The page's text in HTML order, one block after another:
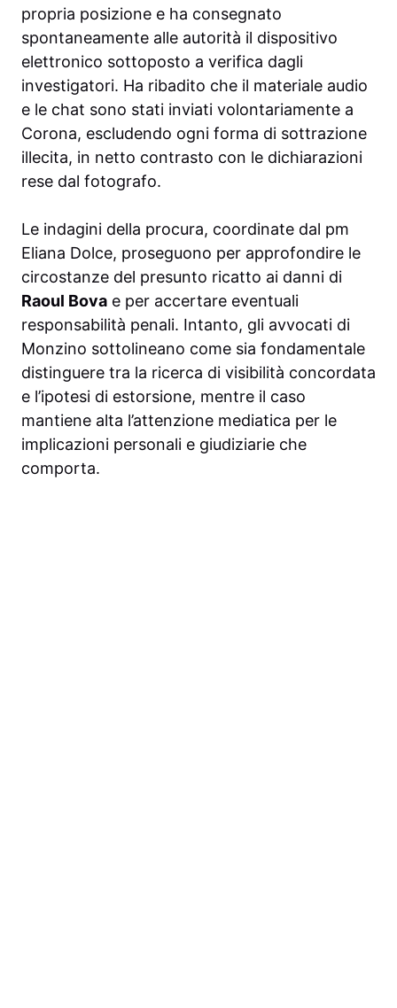
propria posizione e ha consegnato
spontaneamente alle autorità il dispositivo
elettronico sottoposto a verifica dagli
investigatori. Ha ribadito che il materiale audio
e le chat sono stati inviati volontariamente a
Corona, escludendo ogni forma di sottrazione
illecita, in netto contrasto con le dichiarazioni
rese dal fotografo.
Le indagini della procura, coordinate dal pm
Eliana Dolce, proseguono per approfondire le
circostanze del presunto ricatto ai danni di
Raoul Bova e per accertare eventuali
responsabilità penali. Intanto, gli avvocati di
Monzino sottolineano come sia fondamentale
distinguere tra la ricerca di visibilità concordata
e l’ipotesi di estorsione, mentre il caso
mantiene alta l’attenzione mediatica per le
implicazioni personali e giudiziarie che
comporta.